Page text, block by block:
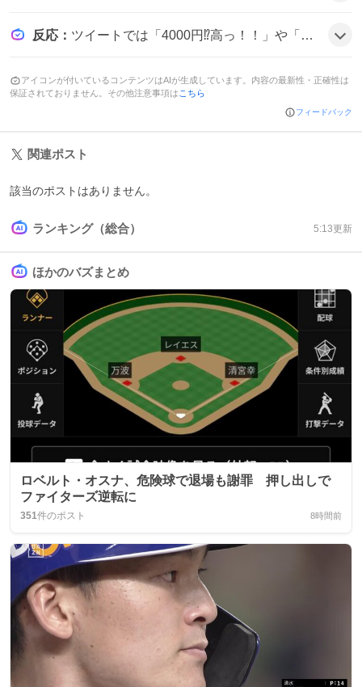
反応 ： ツイートでは「4000円⁉️高っ！！」や「ディズニー駐車場料金が値上げ 普通車4千円」といった驚きの声が見られ、一部では「駐車場代が高すぎてひいてる（笑）」や「車で行くのがキツい」など、費用への不満が示されている。
アイコンが付いているコンテンツはAIが生成しています。内容の最新性・正確性は
保証されておりません。その他注意事項はこちら
フィードバック
関連ポスト
該当のポストはありません。
ランキング（総合） 5:13更新
ほかのバズまとめ
ロベルト・オスナ、危険球で退場も謝罪 押し出しで
ファイターズ逆転に
351件のポスト 8時間前